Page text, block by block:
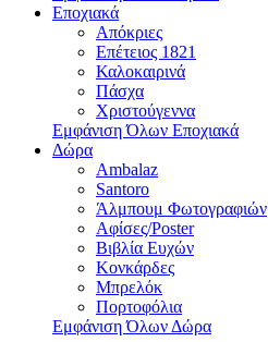
Εποχιακά
Απόκριες
Επέτειος 1821
Καλοκαιρινά
Πάσχα
Χριστούγεννα
Εμφάνιση Όλων Εποχιακά
Δώρα
Ambalaz
Santoro
Άλμπουμ Φωτογραφιών
Αφίσες/Poster
Βιβλία Ευχών
Κονκάρδες
Μπρελόκ
Πορτοφόλια
Εμφάνιση Όλων Δώρα